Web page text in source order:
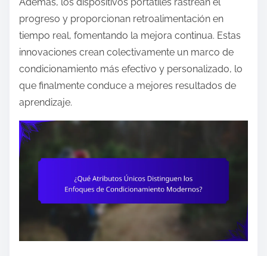
Además, los dispositivos portátiles rastrean el
progreso y proporcionan retroalimentación en
tiempo real, fomentando la mejora continua. Estas
innovaciones crean colectivamente un marco de
condicionamiento más efectivo y personalizado, lo
que finalmente conduce a mejores resultados de
aprendizaje.